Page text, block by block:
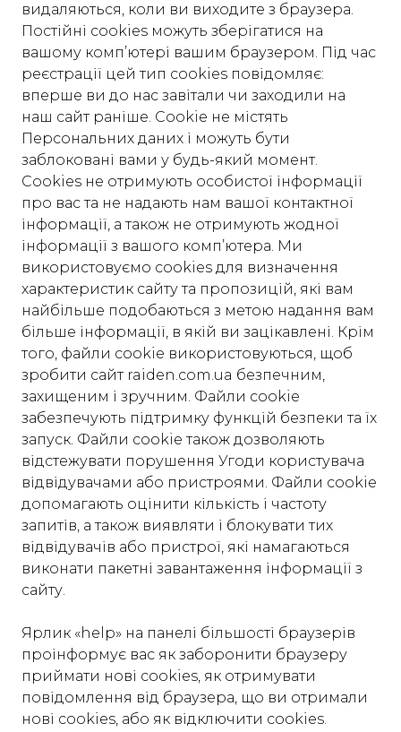
видаляються, коли ви виходите з браузера.
Постійні cookies можуть зберігатися на
вашому комп’ютері вашим браузером. Під час
реєстрації цей тип cookies повідомляє:
вперше ви до нас завітали чи заходили на
наш сайт раніше. Cookie не містять
Персональних даних і можуть бути
заблоковані вами у будь-який момент.
Сookies не отримують особистої інформації
про вас та не надають нам вашої контактної
інформації, а також не отримують жодної
інформації з вашого комп’ютера. Ми
використовуємо cookies для визначення
характеристик сайту та пропозицій, які вам
найбільше подобаються з метою надання вам
більше інформації, в якій ви зацікавлені. Крім
того, файли cookie використовуються, щоб
зробити cайт raiden.com.ua безпечним,
захищеним і зручним. Файли cookie
забезпечують підтримку функцій безпеки та їх
запуск. Файли cookie також дозволяють
відстежувати порушення Угоди користувача
відвідувачами або пристроями. Файли cookie
допомагають оцінити кількість і частоту
запитів, а також виявляти і блокувати тих
відвідувачів або пристрої, які намагаються
виконати пакетні завантаження інформації з
сайту.
Ярлик «help» на панелі більшості браузерів
проінформує вас як заборонити браузеру
приймати нові cookies, як отримувати
повідомлення від браузера, що ви отримали
нові cookies, або як відключити cookies.